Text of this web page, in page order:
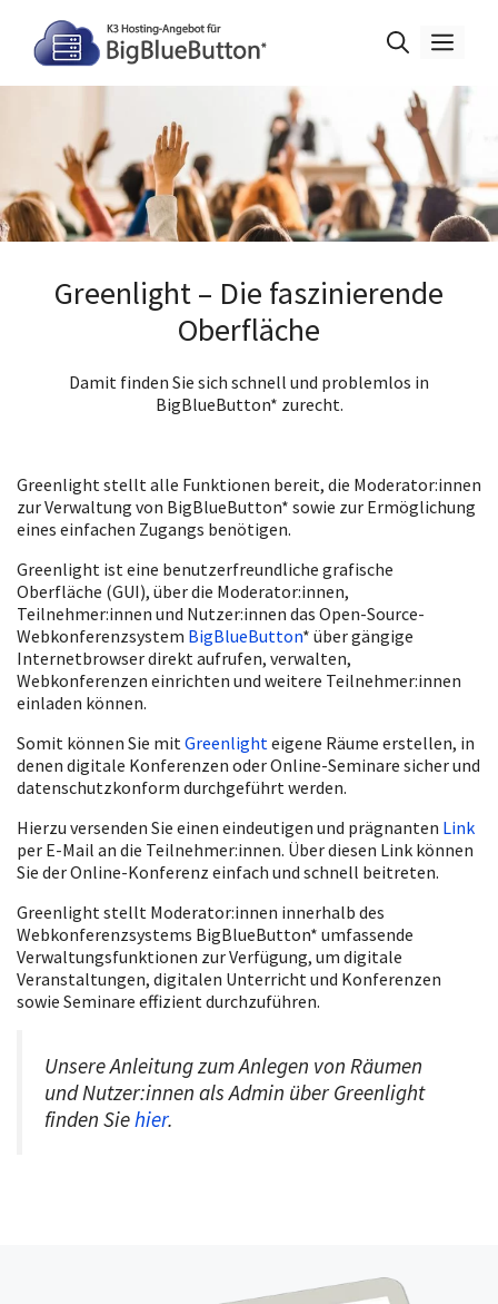
Inhalt
springen
Greenlight – Die faszinierende
Oberfläche
Damit finden Sie sich schnell und problemlos in
BigBlueButton* zurecht.
Greenlight stellt alle Funktionen bereit, die Moderator:innen
zur Verwaltung von BigBlueButton* sowie zur Ermöglichung
eines einfachen Zugangs benötigen.
Greenlight ist eine benutzerfreundliche grafische
Oberfläche (GUI), über die Moderator:innen,
Teilnehmer:innen und Nutzer:innen das Open-Source-
Webkonferenzsystem BigBlueButton* über gängige
Internetbrowser direkt aufrufen, verwalten,
Webkonferenzen einrichten und weitere Teilnehmer:innen
einladen können.
Somit können Sie mitGreenlighteigene Räume erstellen, in
denen digitale Konferenzen oder Online-Seminare sicher und
datenschutzkonform durchgeführt werden.
Hierzu versenden Sie einen eindeutigen und prägnanten Link
per E-Mail an die Teilnehmer:innen. Über diesen Link können
Sie der Online-Konferenz einfach und schnell beitreten.
Greenlight stellt Moderator:innen innerhalb des
Webkonferenzsystems BigBlueButton* umfassende
Verwaltungsfunktionen zur Verfügung, um digitale
Veranstaltungen, digitalen Unterricht und Konferenzen
sowie Seminare effizient durchzuführen.
Unsere Anleitung zum Anlegen von Räumen
und Nutzer:innen als Admin über Greenlight
finden Siehier.